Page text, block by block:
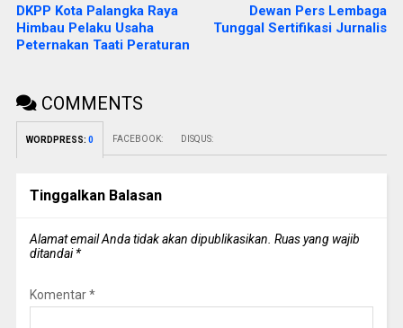
DKPP Kota Palangka Raya
Himbau Pelaku Usaha
Peternakan Taati Peraturan
Dewan Pers Lembaga
Tunggal Sertifikasi Jurnalis
COMMENTS
WORDPRESS: 0 FACEBOOK: DISQUS:
Tinggalkan Balasan
Alamat email Anda tidak akan dipublikasikan. Ruas yang wajib
ditandai*
Komentar*